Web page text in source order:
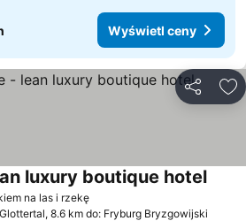
Wyświetl ceny
na las i rzekęWyświetl ceny
luxury boutique hotel
Glottertal, 8.6 km do: Fryburg Bryzgowijski